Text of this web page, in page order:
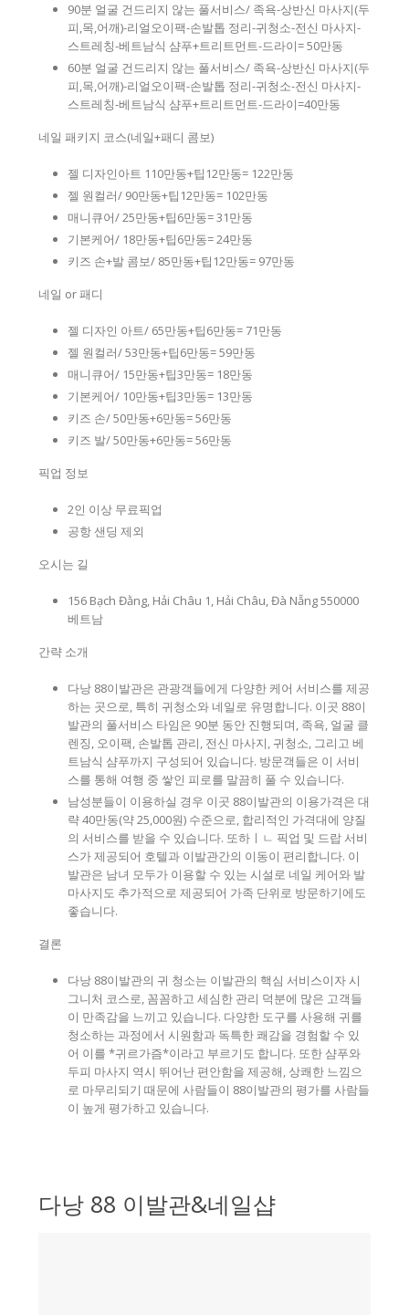
90분 얼굴 건드리지 않는 풀서비스/ 족욕-상반신 마사지(두
피,목,어깨)-리얼오이팩-손발톱 정리-귀청소-전신 마사지-
스트레칭-베트남식 샴푸+트리트먼트-드라이= 50만동
60분 얼굴 건드리지 않는 풀서비스/ 족욕-상반신 마사지(두
피,목,어깨)-리얼오이팩-손발톱 정리-귀청소-전신 마사지-
스트레칭-베트남식 샴푸+트리트먼트-드라이=40만동
네일 패키지 코스(네일+패디 콤보)
젤 디자인아트 110만동+팁12만동= 122만동
젤 원컬러/ 90만동+팁12만동= 102만동
매니큐어/ 25만동+팁6만동= 31만동
기본케어/ 18만동+팁6만동= 24만동
키즈 손+발 콤보/ 85만동+팁12만동= 97만동
네일 or 패디
젤 디자인 아트/ 65만동+팁6만동= 71만동
젤 원컬러/ 53만동+팁6만동= 59만동
매니큐어/ 15만동+팁3만동= 18만동
기본케어/ 10만동+팁3만동= 13만동
키즈 손/ 50만동+6만동= 56만동
키즈 발/ 50만동+6만동= 56만동
픽업 정보
2인 이상 무료픽업
공항 샌딩 제외
오시는 길
156 Bạch Đằng, Hải Châu 1, Hải Châu, Đà Nẵng 550000
베트남
간략 소개
다낭 88이발관은 관광객들에게 다양한 케어 서비스를 제공
하는 곳으로, 특히 귀청소와 네일로 유명합니다. 이곳 88이
발관의 풀서비스 타임은 90분 동안 진행되며, 족욕, 얼굴 클
렌징, 오이팩, 손발톱 관리, 전신 마사지, 귀청소, 그리고 베
트남식 샴푸까지 구성되어 있습니다. 방문객들은 이 서비
스를 통해 여행 중 쌓인 피로를 말끔히 풀 수 있습니다.
남성분들이 이용하실 경우 이곳 88이발관의 이용가격은 대
략 40만동(약 25,000원) 수준으로, 합리적인 가격대에 양질
의 서비스를 받을 수 있습니다. 또하ㅣㄴ 픽업 및 드랍 서비
스가 제공되어 호텔과 이발관간의 이동이 편리합니다. 이
발관은 남녀 모두가 이용할 수 있는 시설로 네일 케어와 발
마사지도 추가적으로 제공되어 가족 단위로 방문하기에도
좋습니다.
결론
다낭 88이발관의 귀 청소는 이발관의 핵심 서비스이자 시
그니처 코스로, 꼼꼼하고 세심한 관리 덕분에 많은 고객들
이 만족감을 느끼고 있습니다. 다양한 도구를 사용해 귀를
청소하는 과정에서 시원함과 독특한 쾌감을 경험할 수 있
어 이를 *귀르가즘*이라고 부르기도 합니다. 또한 샴푸와
두피 마사지 역시 뛰어난 편안함을 제공해, 상쾌한 느낌으
로 마무리되기 때문에 사람들이 88이발관의 평가를 사람들
이 높게 평가하고 있습니다.
다낭 88 이발관&네일샵